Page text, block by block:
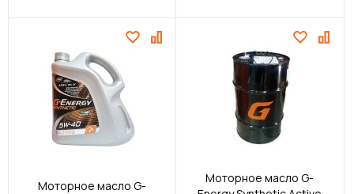
Моторное масло G-
Моторное масло G-